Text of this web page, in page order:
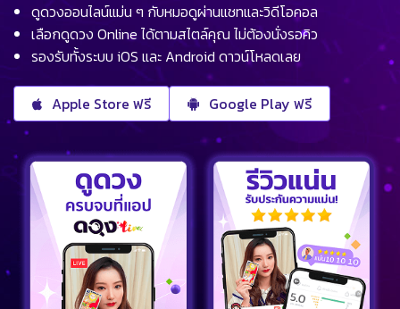
ดูดวงออนไลน์แม่น ๆ กับหมอดูผ่านแชทและวิดีโอคอล
เลือกดูดวง Online ได้ตามสไตล์คุณ ไม่ต้องนั่งรอคิว
รองรับทั้งระบบ iOS และ Android ดาวน์โหลดเลย
Apple Store ฟรี Google Play ฟรี